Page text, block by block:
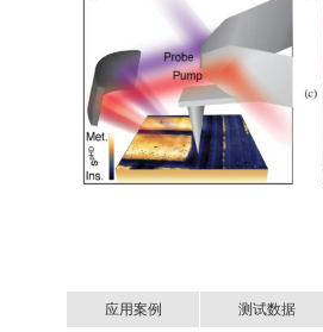
应用案例 测试数据